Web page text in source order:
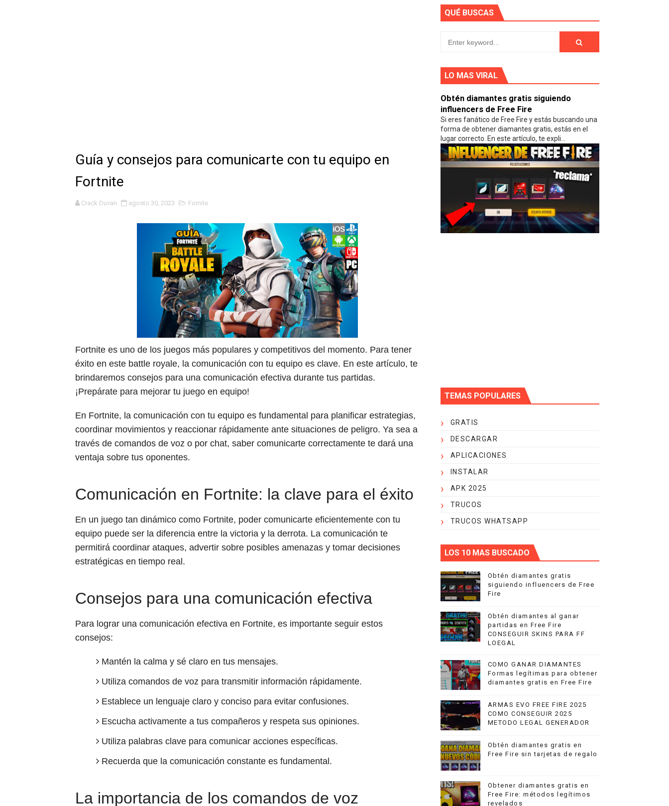
Obtener diamantes gratis en Free Fire: métodos legítimos revelados
Consejos para obtener más diamantes en Free Fire al subir niveles
Consejos para evitar trampas en el modo Creativo de Fortnite
Top estrategias de supervivencia en Battle Royale de Fortnite
Obtener Diamantes Gratis en Free Fire sin Incumplir Términos de Servicio
Obtén diamantes gratis siguiendo influencers de Free Fire
Guía y consejos para comunicarte con tu equipo en
Fortnite
Crack Duvan agosto 30, 2023 Fornite
Fortnite es uno de los juegos más populares y competitivos del momento. Para tener
éxito en este battle royale, la comunicación con tu equipo es clave. En este artículo, te
brindaremos consejos para una comunicación efectiva durante tus partidas.
¡Prepárate para mejorar tu juego en equipo!
En Fortnite, la comunicación con tu equipo es fundamental para planificar estrategias,
coordinar movimientos y reaccionar rápidamente ante situaciones de peligro. Ya sea a
través de comandos de voz o por chat, saber comunicarte correctamente te dará una
ventaja sobre tus oponentes.
Comunicación en Fortnite: la clave para el éxito
En un juego tan dinámico como Fortnite, poder comunicarte eficientemente con tu
equipo puede ser la diferencia entre la victoria y la derrota. La comunicación te
permitirá coordinar ataques, advertir sobre posibles amenazas y tomar decisiones
estratégicas en tiempo real.
Consejos para una comunicación efectiva
Para lograr una comunicación efectiva en Fortnite, es importante seguir estos
consejos:
Mantén la calma y sé claro en tus mensajes.
Utiliza comandos de voz para transmitir información rápidamente.
Establece un lenguaje claro y conciso para evitar confusiones.
Escucha activamente a tus compañeros y respeta sus opiniones.
Utiliza palabras clave para comunicar acciones específicas.
Recuerda que la comunicación constante es fundamental.
La importancia de los comandos de voz
QUÉ BUSCAS
LO MAS VIRAL
Obtén diamantes gratis siguiendo
influencers de Free Fire
Si eres fanático de Free Fire y estás buscando una
forma de obtener diamantes gratis, estás en el
lugar correcto. En este artículo, te expli...
TEMAS POPULARES
GRATIS
DESCARGAR
APLICACIONES
INSTALAR
APK 2025
TRUCOS
TRUCOS WHATSAPP
LOS 10 MAS BUSCADO
Obtén diamantes gratis
siguiendo influencers de Free
Fire
Obtén diamantes al ganar
partidas en Free Fire
CONSEGUIR SKINS PARA FF
LOEGAL
COMO GANAR DIAMANTES
Formas legítimas para obtener
diamantes gratis en Free Fire
ARMAS EVO FREE FIRE 2025
COMO CONSEGUIR 2025
METODO LEGAL GENERADOR
Obtén diamantes gratis en
Free Fire sin tarjetas de regalo
Obtener diamantes gratis en
Free Fire: métodos legítimos
revelados